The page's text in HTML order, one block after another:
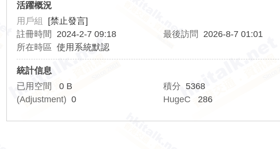
活躍概況
用戶組 [禁止發言]
註冊時間
2024-2-7 09:18 最後訪問 2026-8-7 01:01
所在時區
使用系統默認
統計信息
已用空間
0 B 積分 5368
(Adjustment) 0 HugeC 286